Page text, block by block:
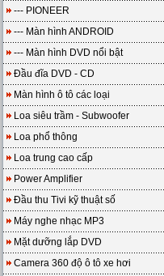
--- PIONEER
--- Màn hình ANDROID
--- Màn hình DVD nổi bật
Đầu đĩa DVD - CD
Màn hình ô tô các loại
Loa siêu trầm - Subwoofer
Loa phổ thông
Loa trung cao cấp
Power Amplifier
Đầu thu Tivi kỹ thuật số
Máy nghe nhạc MP3
Mặt dưỡng lắp DVD
Camera 360 độ ô tô xe hơi